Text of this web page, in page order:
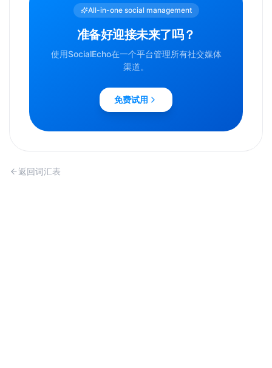
All-in-one social management
准备好迎接未来了吗？
使用SocialEcho在一个平台管理所有社交媒体
渠道。
免费试用
返回词汇表